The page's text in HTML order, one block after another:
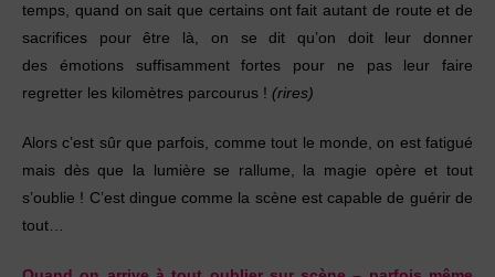
temps, quand on sait que certains ont fait autant de route et de
sacrifices pour être là, on se dit qu’on doit leur donner
des émotions suffisamment fortes pour ne pas leur faire
regretter les kilomètres parcourus ! (rires)
Alors c’est sûr que parfois, comme tout le monde,on est fatigué
mais dès que la lumière se rallume, la magie opère et tout
s’oublie ! C’est dinguecomme la scène est capable de guérir de
tout…